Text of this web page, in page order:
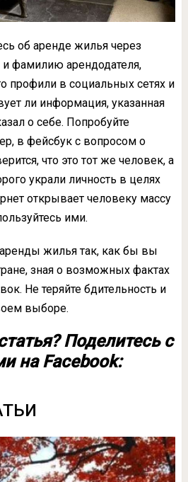
об аренде жилья через
и фамилию арендодателя,
профили в социальных сетях и
ли информация, указанная
о себе. Попробуйте
в фейсбук с вопросом о
что это тот же человек, а
украли личность в целях
открывает человеку массу
ими.
жилья так, как бы вы
зная о возможных фактах
Не теряйте бдительность и
выборе.
Поделитесь с
на Facebook: